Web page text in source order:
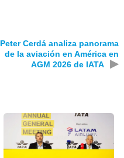
Peter Cerdá analiza panorama
de la aviación en América en
AGM 2026 de IATA
▶